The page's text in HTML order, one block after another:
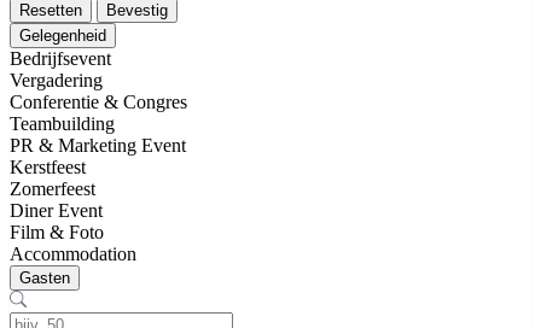
Resetten
Bevestig
Gelegenheid
Bedrijfsevent
Vergadering
Conferentie & Congres
Teambuilding
PR & Marketing Event
Kerstfeest
Zomerfeest
Diner Event
Film & Foto
Accommodation
Gasten